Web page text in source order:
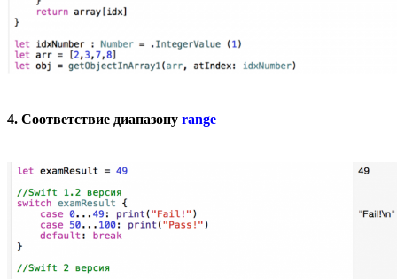
4. Соответствие диапазону range